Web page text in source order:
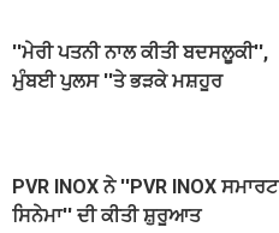
''ਮੇਰੀ ਪਤਨੀ ਨਾਲ ਕੀਤੀ ਬਦਸਲੂਕੀ'',
ਮੁੰਬਈ ਪੁਲਸ ''ਤੇ ਭੜਕੇ ਮਸ਼ਹੂਰ
PVR INOX ਨੇ ''PVR INOX ਸਮਾਰਟ
ਸਿਨੇਮਾ'' ਦੀ ਕੀਤੀ ਸ਼ੁਰੂਆਤ